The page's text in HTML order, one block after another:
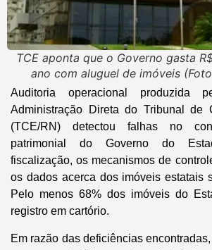
TCE aponta que o Governo gasta
ano com aluguel de imóveis
Auditoria operacional produzida
Administração Direta do Tribunal de
(TCE/RN) detectou falhas no
patrimonial do Governo do
fiscalização, os mecanismos de
os dados acerca dos imóveis estatais
Pelo menos 68% dos imóveis do
registro em cartório.
Em razão das deficiências